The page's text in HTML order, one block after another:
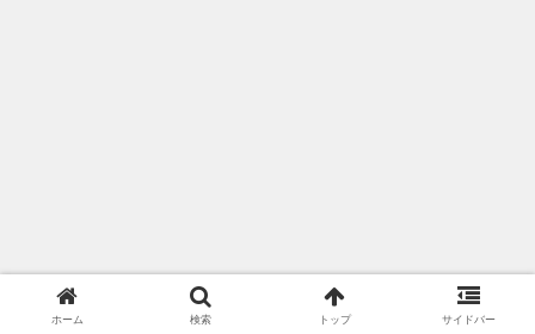
ホーム 検索 トップ サイドバー